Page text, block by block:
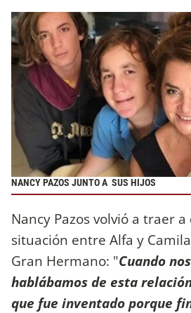
NANCY PAZOS JUNTO A SUS HIJOS
Nancy Pazos volvió a traer a
situación entre Alfa y
Gran Hermano: "Cuando
hablábamos de esta
que fue inventado porque